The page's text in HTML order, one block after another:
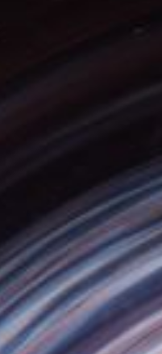
Концерт 30 июня